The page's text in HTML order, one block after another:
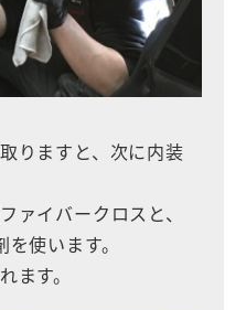
りますと、次に内装
ァイバークロスと、
使います。
ます。